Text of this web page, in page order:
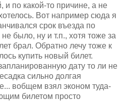
и по какой-то причине, а не
Вот например сюда я
срок въезда по
было, ну и т.п., хотя тоже за
брал. Обратно лечу тоже к
купить новый билет.
дату то ли не
сильно долгая
вобщем взял эконом туда-
билетом просто